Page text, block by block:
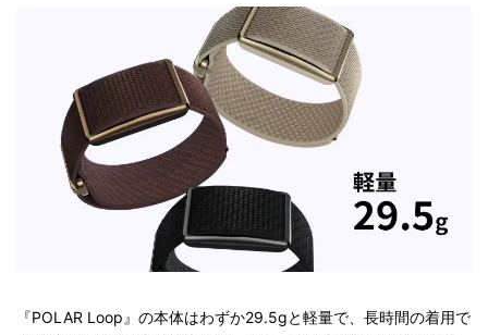
『POLAR Loop』の本体はわずか29.5gと軽量で、長時間の着用で